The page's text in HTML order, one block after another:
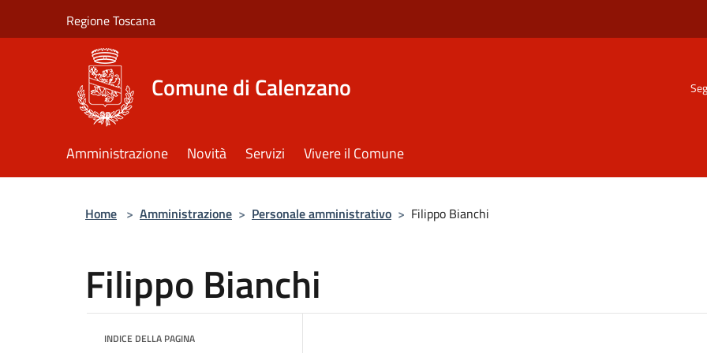
Regione Toscana
Comune di Calenzano
Amministrazione Novità Servizi Vivere il Comune
Home > Amministrazione > Personale amministrativo > Filippo Bianchi
Filippo Bianchi
INDICE DELLA PAGINA